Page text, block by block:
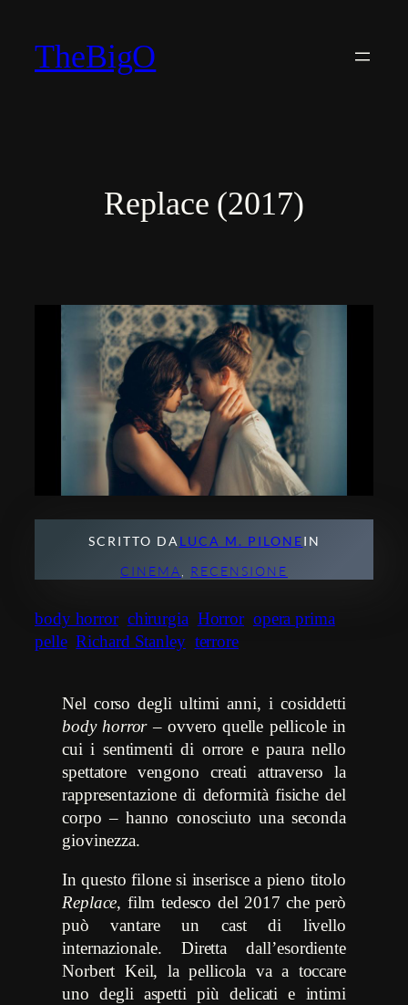
contenuto
TheBigO
Replace (2017)
SCRITTO DA LUCA M. PILONEIN
CINEMA
RECENSIONE
body horror chirurgia Horror opera prima
pelle Richard Stanley terrore
Nel corso degli ultimi anni, i cosiddetti
body horror– ovvero quelle pellicole in
cui i sentimenti di orrore e paura nello
spettatore vengono creati attraverso la
rappresentazione di deformità fisiche del
corpo – hanno conosciuto una seconda
giovinezza.
In questo filone si inserisce a pieno titolo
Replace, film tedesco del 2017 che però
può vantare un cast di livello
internazionale. Diretta dall’esordiente
Norbert Keil, la pellicola va a toccare
uno degli aspetti più delicati e intimi